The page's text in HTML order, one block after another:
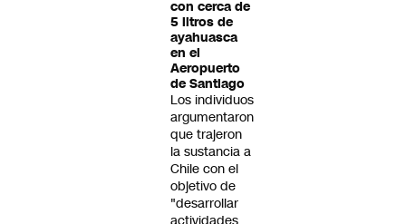
con cerca de
5 litros de
ayahuasca
en el
Aeropuerto
de Santiago
Los individuos
argumentaron
que trajeron
la sustancia a
Chile con el
objetivo de
"desarrollar
actividades